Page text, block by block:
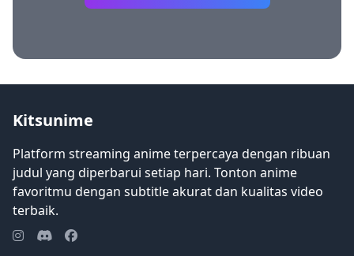
Kitsunime
Platform streaming anime terpercaya dengan ribuan
judul yang diperbarui setiap hari. Tonton anime
favoritmu dengan subtitle akurat dan kualitas video
terbaik.